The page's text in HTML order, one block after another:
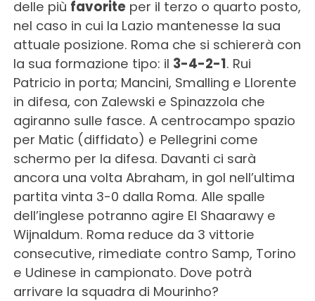
delle più favoriteper il terzo o quarto posto,
nel caso in cui la Lazio mantenesse la sua
attuale posizione. Roma che si schiererà con
la sua formazione tipo: il 3-4-2-1. Rui
Patricio in porta; Mancini, Smalling e Llorente
in difesa, con Zalewski e Spinazzola che
agiranno sulle fasce. A centrocampo spazio
per Matic (diffidato) e Pellegrini come
schermo per la difesa. Davanti ci sarà
ancora una volta Abraham, in gol nell’ultima
partita vinta 3-0 dalla Roma. Alle spalle
dell’inglese potranno agire El Shaarawy e
Wijnaldum. Roma reduce da 3 vittorie
consecutive, rimediate contro Samp, Torino
e Udinese in campionato. Dove potrà
arrivare la squadra di Mourinho?